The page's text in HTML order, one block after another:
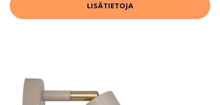
LISÄTIETOJA